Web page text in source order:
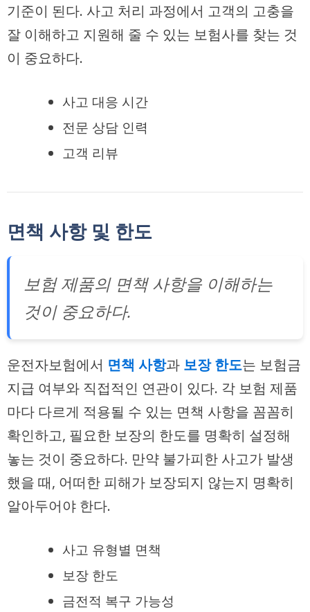
기준이 된다. 사고 처리 과정에서 고객의 고충을
잘 이해하고 지원해 줄 수 있는 보험사를 찾는 것
이 중요하다.
사고 대응 시간
전문 상담 인력
고객 리뷰
면책 사항 및 한도
보험 제품의 면책 사항을 이해하는
것이 중요하다.
운전자보험에서 면책 사항과 보장 한도는 보험금
지급 여부와 직접적인 연관이 있다. 각 보험 제품
마다 다르게 적용될 수 있는 면책 사항을 꼼꼼히
확인하고, 필요한 보장의 한도를 명확히 설정해
놓는 것이 중요하다. 만약 불가피한 사고가 발생
했을 때, 어떠한 피해가 보장되지 않는지 명확히
알아두어야 한다.
사고 유형별 면책
보장 한도
금전적 복구 가능성